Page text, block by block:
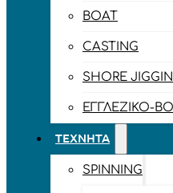
BOAT
CASTING
SHORE
ΕΓΓΛΈΖΙΚΟ-
ΤΕΧΝΗΤΆ
SPINNING